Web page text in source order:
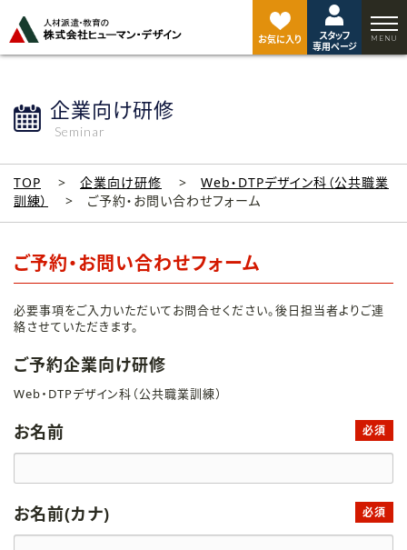
お気に入り
スタッフ
専用ページ
企業向け研修
Seminar
TOP 企業向け研修
Web・DTPデザイン科（公共職業
訓練）
ご予約・お問い合わせフォーム
ご予約・お問い合わせフォーム
必要事項をご入力いただいてお問合せください。後日担当者よりご連
絡させていただきます。
ご予約企業向け研修
Web・DTPデザイン科（公共職業訓練）
お名前 必須
お名前(カナ) 必須
ジ
ト